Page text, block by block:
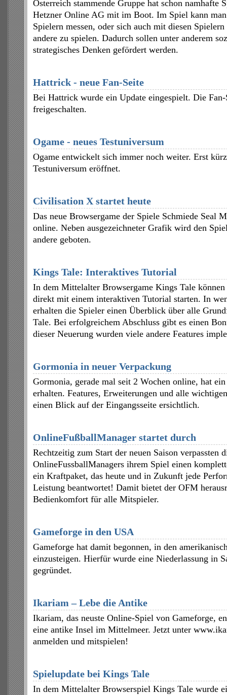
Österreich stammende Gruppe hat schon namhafte
Hetzner Online AG mit im Boot. Im Spiel kann
Spielern messen, oder sich auch mit diesen
andere zu spielen. Dadurch sollen unter anderem
strategisches Denken gefördert werden.
Hattrick - neue Fan-Seite
Bei Hattrick wurde ein Update eingespielt. Die
freigeschalten.
Ogame - neues Testuniversum
Ogame entwickelt sich immer noch weiter. Erst
Testuniversum eröffnet.
Civilisation X startet heute
Das neue Browsergame der Spiele Schmiede Seal
online. Neben ausgezeichneter Grafik wird den
andere geboten.
Kings Tale: Interaktives Tutorial
In dem Mittelalter Browsergame Kings Tale
direkt mit einem interaktiven Tutorial starten. In
erhalten die Spieler einen Überblick über alle
Tale. Bei erfolgreichem Abschluss gibt es einen
dieser Neuerung wurden viele andere Features
Gormonia in neuer Verpackung
Gormonia, gerade mal seit 2 Wochen online, hat
erhalten. Features, Erweiterungen und alle
einen Blick auf der Eingangsseite ersichtlich.
OnlineFußballManager startet durch
Rechtzeitig zum Start der neuen Saison verpassten
OnlineFussballManagers ihrem Spiel einen
ein Kraftpaket, das heute und in Zukunft jede
Leistung beantwortet! Damit bietet der OFM
Bedienkomfort für alle Mitspieler.
Gameforge in den USA
Gameforge hat damit begonnen, in den
einzusteigen. Hierfür wurde eine Niederlassung in
gegründet.
Ikariam – Lebe die Antike
Ikariam, das neuste Online-Spiel von Gameforge,
eine antike Insel im Mittelmeer. Jetzt unter
anmelden und mitspielen!
Spielupdate bei Kings Tale
In dem Mittelalter Browserspiel Kings Tale wurde